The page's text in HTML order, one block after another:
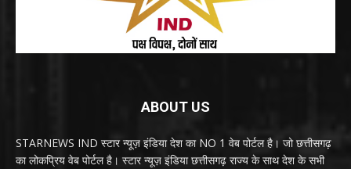
ABOUT US
STARNEWS IND स्टार न्यूज़ इंडिया देश का NO 1 वेब पोर्टल है। जो छत्तीसगढ़
का लोकप्रिय वेब पोर्टल है। स्टार न्यूज़ इंडिया छत्तीसगढ़ राज्य के साथ देश के सभी